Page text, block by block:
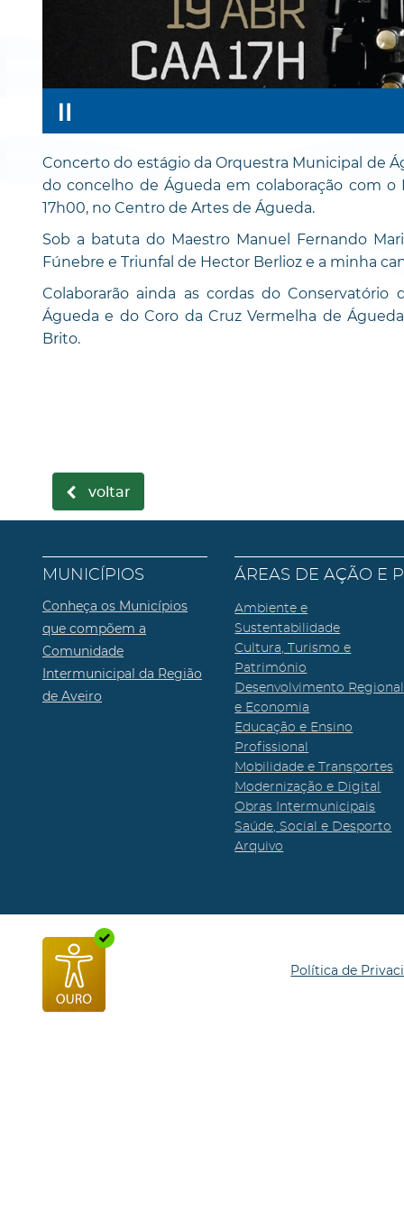
Concerto do estágio da Orquestra Municipal de
do concelho de Águeda em colaboração com o
17h00, no Centro de Artes de Águeda.
Sob a batuta do Maestro Manuel Fernando
Fúnebre e Triunfal de Hector Berlioz e a minha
Colaborarão ainda as cordas do
Águeda e do Coro da Cruz Vermelha de
Brito.
voltar
MUNICÍPIOS
Conheça os Municípios
que compõem a
Comunidade
Intermunicipal da Região
de Aveiro
ÁREAS DE AÇÃO E
Ambiente e
Sustentabilidade
Cultura, Turismo e
Património
Desenvolvimento Regional
e Economia
Educação e Ensino
Profissional
Mobilidade e Transportes
Modernização e Digital
Obras Intermunicipais
Saúde, Social e Desporto
Arquivo
Política de